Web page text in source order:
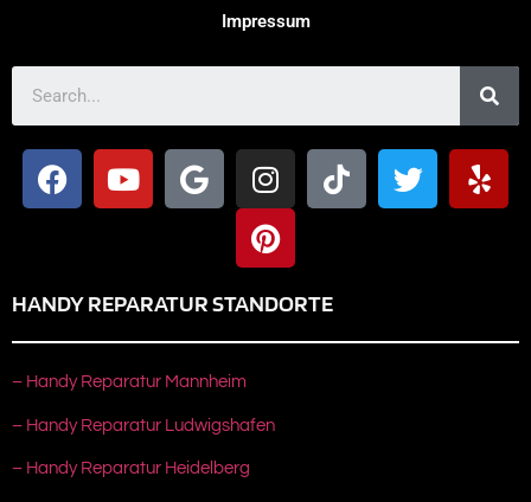
Impressum
HANDY REPARATUR STANDORTE
– Handy Reparatur Mannheim
– Handy Reparatur Ludwigshafen
– Handy Reparatur Heidelberg